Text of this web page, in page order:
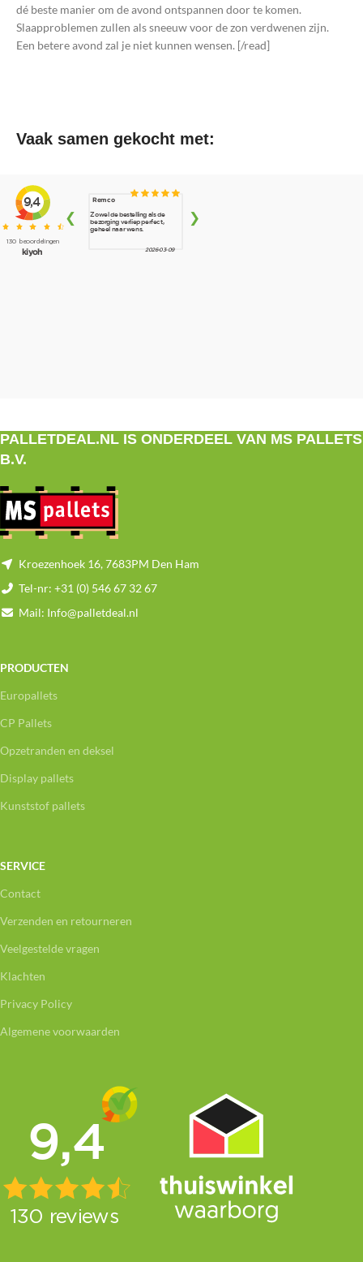
dé beste manier om de avond ontspannen door te komen.
Slaapproblemen zullen als sneeuw voor de zon verdwenen zijn.
Een betere avond zal je niet kunnen wensen. [/read]
Vaak samen gekocht met:
PALLETDEAL.NL IS ONDERDEEL VAN MS PALLETS
B.V.
Kroezenhoek 16, 7683PM Den Ham
Tel-nr: +31 (0) 546 67 32 67
Mail: Info@palletdeal.nl
PRODUCTEN
Europallets
CP Pallets
Opzetranden en deksel
Display pallets
Kunststof pallets
SERVICE
Contact
Verzenden en retourneren
Veelgestelde vragen
Klachten
Privacy Policy
Algemene voorwaarden